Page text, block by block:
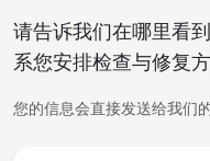
请告诉我们在哪里看
系您安排检查与修复方
您的信息会直接发送给我们